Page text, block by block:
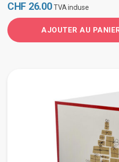
CHF 26.00 TVA incluse
AJOUTER AU